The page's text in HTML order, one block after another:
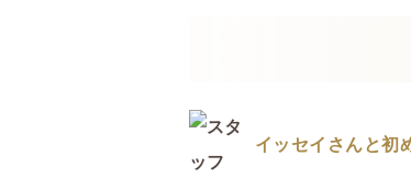
イッセイさんと初